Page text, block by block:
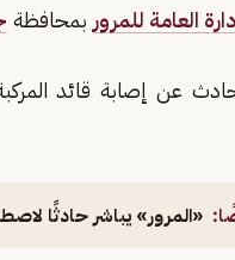
العامة للمرور بمحافظة
عن إصابة قائد
«المرور» يباشر حادثًا